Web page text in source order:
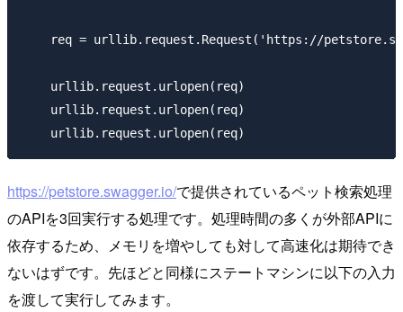
req = urllib.request.Request('https://
    urllib.request.urlopen(req)
    urllib.request.urlopen(req)
https://petstore.swagger.io/で提供されているペット検索処理
のAPIを3回実行する処理です。処理時間の多くが外部APIに
依存するため、メモリを増やしても対して高速化は期待でき
ないはずです。先ほどと同様にステートマシンに以下の入力
を渡して実行してみます。